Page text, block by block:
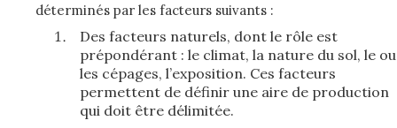
déterminés par les facteurs suivants :
Des facteurs naturels, dont le rôle est
prépondérant : le climat, la nature du sol, le ou
les cépages, l’exposition. Ces facteurs
permettent de définir une aire de production
qui doit être délimitée.